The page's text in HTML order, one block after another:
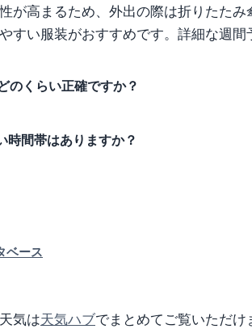
が高まるため、外出の際は折りたたみ
すい服装がおすすめです。詳細な週間
のくらい正確ですか？
時間帯はありますか？
ベース
気は天気ハブでまとめてご覧いただけ